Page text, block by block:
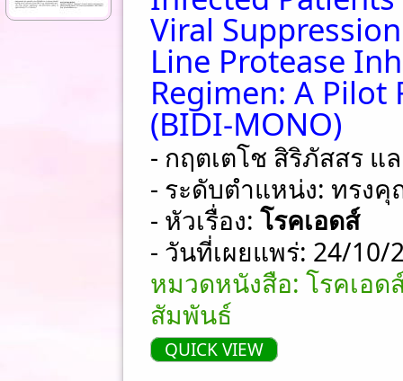
Viral
Line Protease
Regimen: A Pilot
(BIDI-MONO)
- กฤตเตโช สิริภัสสร แ
- ระดับตำแหน่ง: ทรง
- หัวเรื่อง: โรคเอดส์
- วันที่เผยแพร่: 24/10/
หมวดหนังสือ: โรคเอด
สัมพันธ์
QUICK VIEW